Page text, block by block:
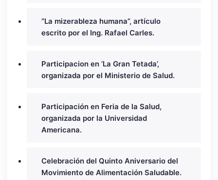
“La mizerableza humana”, artículo
escrito por el Ing. Rafael Carles.
Participacion en ‘La Gran Tetada’,
organizada por el Ministerio de Salud.
Participación en Feria de la Salud,
organizada por la Universidad
Americana.
Celebración del Quinto Aniversario del
Movimiento de Alimentación Saludable.